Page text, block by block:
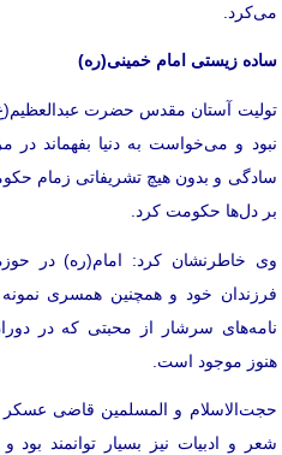
می‌کرد.
ساده زیستی امام خمینی(ره)
تولیت آستان مقدس حضرت
نبود و می‌خواست به دنیا بفهماند در
سادگی و بدون هیچ تشریفاتی زمام
بر دل‌ها حکومت کرد.
وی خاطرنشان کرد: امام(ره) در
فرزندان خود و همچنین همسری
نامه‌های سرشار از محبتی که در
هنوز موجود است.
حجت‌الاسلام و المسلمین قاضی عسکر
شعر و ادبیات نیز بسیار توانمند